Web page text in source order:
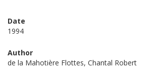
Date
1994
Author
de la Mahotière Flottes, Chantal Robert